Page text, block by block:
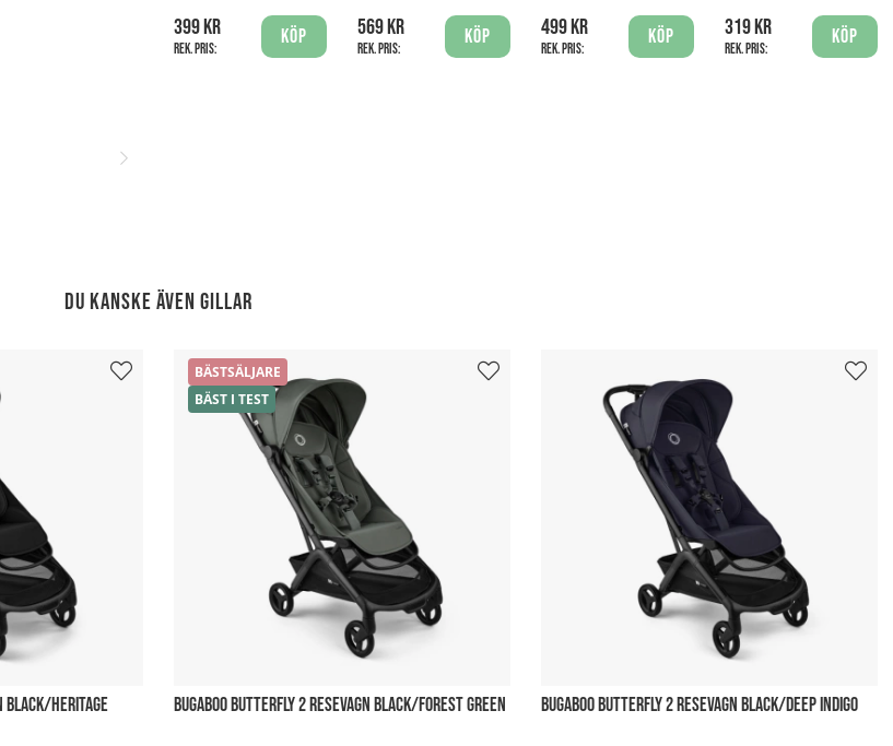
399 kr
Rek. pris:
Köp 569 kr
Rek. pris:
Köp 499 kr
Rek. pris:
Köp 319 kr
Rek. pris:
Köp
Du kanske även gillar
BLACK/HERITAGE
BÄSTSÄLJARE
BÄST I TEST
BUGABOO BUTTERFLY 2 RESEVAGN BLACK/FOREST GREEN BUGABOO BUTTERFLY 2 RESEVAGN BLACK/DEEP INDIGO